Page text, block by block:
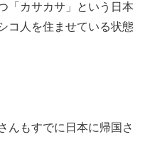
「カサカサ」という日本
コ人を住ませている状態
んもすでに日本に帰国さ